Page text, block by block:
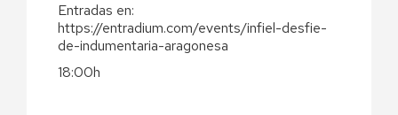
Entradas en:
https://entradium.com/events/infiel-desfie-
de-indumentaria-aragonesa
18:00h